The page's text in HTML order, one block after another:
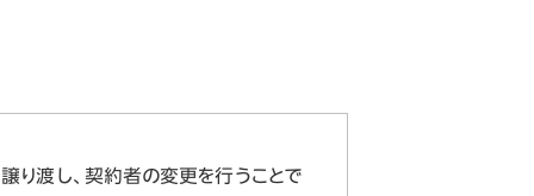
り渡し、契約者の変更を行うことで